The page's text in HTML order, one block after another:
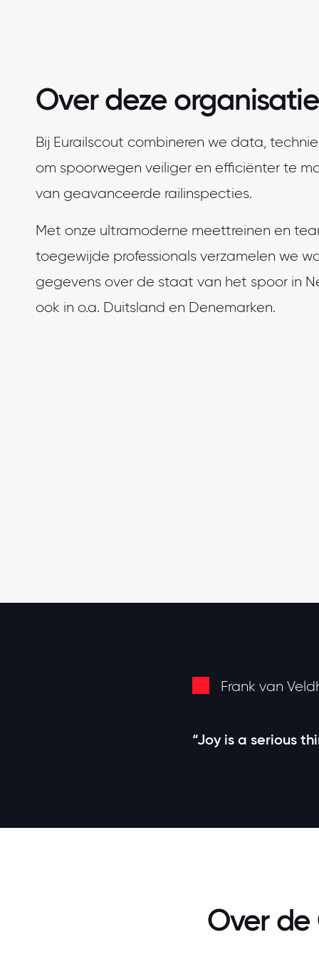
Over deze organisatie
Bij Eurailscout combineren we data,
om spoorwegen veiliger en efficiënter te
van geavanceerde railinspecties.
Met onze ultramoderne meettreinen en
toegewijde professionals verzamelen we
gegevens over de staat van het spoor in
ook in o.a. Duitsland en Denemarken.
Frank van
“Joy is a serious
Over